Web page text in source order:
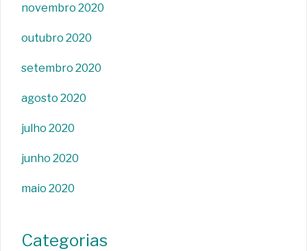
novembro 2020
outubro 2020
setembro 2020
agosto 2020
julho 2020
junho 2020
maio 2020
Categorias